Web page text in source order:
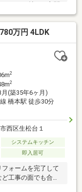
ーム3.5帖あり玄関
1台（駐車台数は車
岐小学校 約1400m
セブンイレブン福
ご見学希望や資料
いませ。
万円 4LDK
2
2
月(築35年6ヶ月)
橋本駅 徒歩30分
西区生松台１
システムキッチン
即入居可
ォームを完了して
工事の面でも合わ